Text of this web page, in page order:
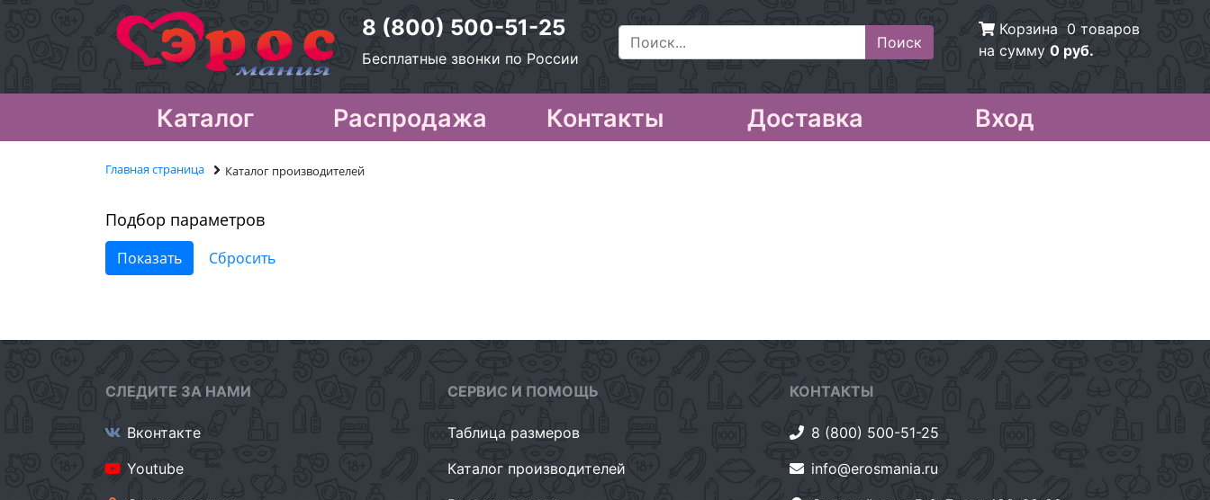
8 (800) 500-51-25
Бесплатные звонки по России
Корзина 0 товаров
на сумму 0 руб.
Каталог Распродажа Контакты Доставка Вход
Главная страница Каталог производителей
Подбор параметров
СЛЕДИТЕ ЗА НАМИ
Вконтакте
Youtube
СЕРВИС И ПОМОЩЬ
Таблица размеров
Каталог производителей
КОНТАКТЫ
8 (800) 500-51-25
info@erosmania.ru